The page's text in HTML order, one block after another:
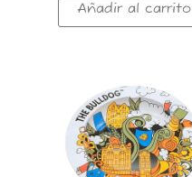
Añadir al carrito
BULL
DOG
DIBUJOS
13.5